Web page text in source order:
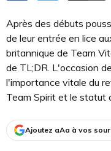
Après des débuts
de leur entrée en lice
britannique de Team
de TL;DR. L'occasion
l'importance vitale du
Team Spirit et le statut
Ajoutez aAa à vos